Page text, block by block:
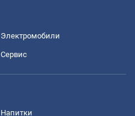
Электромобили
Сервис
Напитки